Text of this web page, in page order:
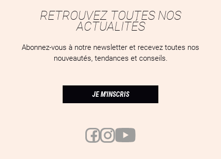
RETROUVEZ TOUTES NOS
ACTUALITÉS
Abonnez-vous à notre newsletter et recevez toutes nos
nouveautés, tendances et conseils.
JE M'INSCRIS